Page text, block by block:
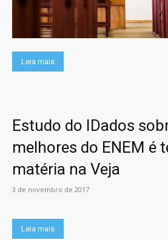
Leia mais
Estudo do IDados
melhores do ENEM é
matéria na Veja
3 de novembro de 2017
Leia mais